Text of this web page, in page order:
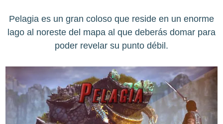
Pelagia es un gran coloso que reside en un enorme
lago al noreste del mapa al que deberás domar para
poder revelar su punto débil.